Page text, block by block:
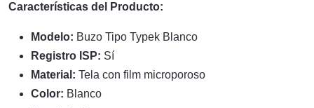
Características del Producto:
Modelo: Buzo Tipo Typek Blanco
Registro ISP: Sí
Material: Tela con film microporoso
Color: Blanco